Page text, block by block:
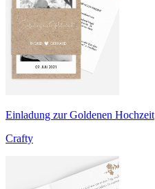
Einladung zur Goldenen Hochzeit
Crafty